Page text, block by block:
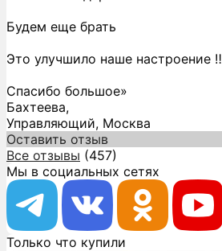
Будем еще брать
Это улучшило наше настроение ‼️
Спасибо большое»
Бахтеева,
Управляющий, Москва
Оставить отзыв
Все отзывы (457)
Мы в социальных сетях
Только что купили